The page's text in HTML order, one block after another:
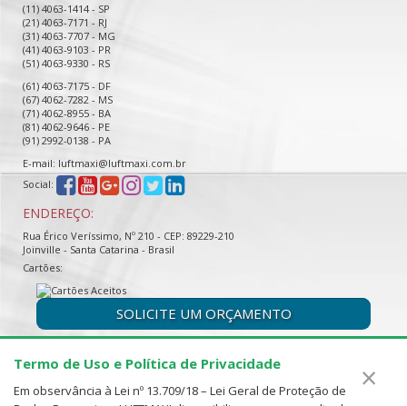
(11) 4063-1414 - SP
(21) 4063-7171 - RJ
(31) 4063-7707 - MG
(41) 4063-9103 - PR
(51) 4063-9330 - RS
(61) 4063-7175 - DF
(67) 4062-7282 - MS
(71) 4062-8955 - BA
(81) 4062-9646 - PE
(91) 2992-0138 - PA
E-mail: luftmaxi@luftmaxi.com.br
Social:
ENDEREÇO:
Rua Érico Veríssimo, Nº 210 - CEP: 89229-210
Joinville - Santa Catarina - Brasil
Cartões:
SOLICITE UM ORÇAMENTO
Termo de Uso e Política de Privacidade
Em observância à Lei nº 13.709/18 – Lei Geral de Proteção de
×